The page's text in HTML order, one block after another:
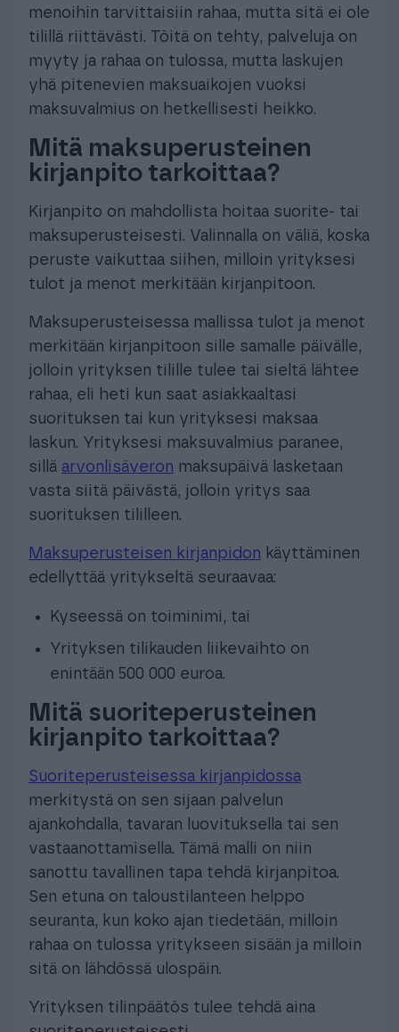
menoihin tarvittaisiin rahaa, mutta sitä ei ole
tilillä riittävästi. Töitä on tehty, palveluja on
myyty ja rahaa on tulossa, mutta laskujen
yhä pitenevien maksuaikojen vuoksi
maksuvalmius on hetkellisesti heikko.
Mitä maksuperusteinen
kirjanpito tarkoittaa?
Kirjanpito on mahdollista hoitaa suorite- tai
maksuperusteisesti. Valinnalla on väliä, koska
peruste vaikuttaa siihen, milloin yrityksesi
tulot ja menot merkitään kirjanpitoon.
Maksuperusteisessa mallissa tulot ja menot
merkitään kirjanpitoon sille samalle päivälle,
jolloin yrityksen tilille tulee tai sieltä lähtee
rahaa, eli heti kun saat asiakkaaltasi
suorituksen tai kun yrityksesi maksaa
laskun. Yrityksesi maksuvalmius paranee,
sillä arvonlisäveron maksupäivä lasketaan
vasta siitä päivästä, jolloin yritys saa
suorituksen tililleen.
Maksuperusteisen kirjanpidon käyttäminen
edellyttää yritykseltä seuraavaa:
Kyseessä on toiminimi, tai
Yrityksen tilikauden liikevaihto on
enintään 500 000 euroa.
Mitä suoriteperusteinen
kirjanpito tarkoittaa?
Suoriteperusteisessa kirjanpidossa
merkitystä on sen sijaan palvelun
ajankohdalla, tavaran luovituksella tai sen
vastaanottamisella. Tämä malli on niin
sanottu tavallinen tapa tehdä kirjanpitoa.
Sen etuna on taloustilanteen helppo
seuranta, kun koko ajan tiedetään, milloin
rahaa on tulossa yritykseen sisään ja milloin
sitä on lähdössä ulospäin.
Yrityksen tilinpäätös tulee tehdä aina